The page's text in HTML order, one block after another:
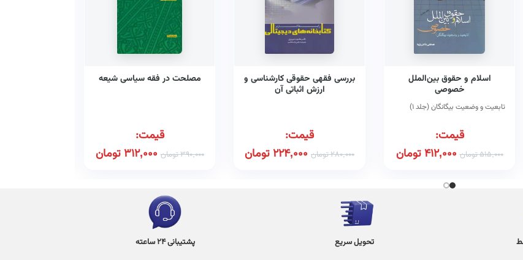
اسلام و حقوق بین‌الملل
خصوصی
تابعیت و وضعیت بیگانگان (جلد ۱)
قیمت:
515,000تومان 412,000تومان
بررسی فقهی حقوقی کارشناسی و
ارزش اثباتی آن
قیمت:
280,000تومان 224,000تومان
مصلحت در فقه سیاسی شیعه
قیمت:
390,000تومان 312,000تومان
تحویل سریع پشتیبانی 24 ساعته